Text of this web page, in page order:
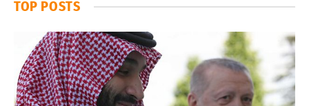
TOP POSTS